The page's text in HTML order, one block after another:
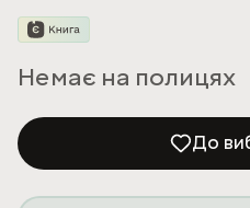
Немає на полицях
До